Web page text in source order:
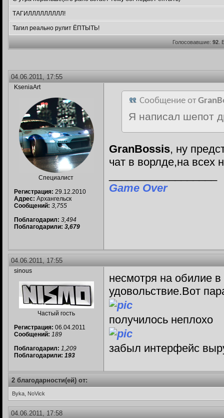
ТАГИЛЛЛЛЛЛЛЛЛ!
Тагил реально рулит ЁПТЫТЬ!
Голосовавшие:92 .
04.06.2011, 17:55
KseniaArt
Специалист
Регистрация: 29.12.2010
Адрес: Архангельск
Сообщений: 3,755
Поблагодарил: 3,494
Поблагодарили: 3,679
Сообщение от
Я написал шепот
GranBossis, ну
чат в ворлде,на всех
Game Over
04.06.2011, 17:55
sinous
Частый гость
Регистрация: 06.04.2011
Сообщений: 189
Поблагодарил: 1,209
Поблагодарили: 193
несмотря на обилие
удовольствие.Вот
получилось неплохо
забыл интерфейс
2 благодарности(ей) от:
Byka, NoVick
04.06.2011, 17:58